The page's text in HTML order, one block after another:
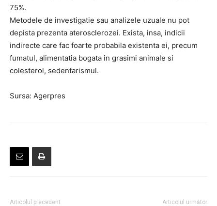
75%.
Metodele de investigatie sau analizele uzuale nu pot
depista prezenta aterosclerozei. Exista, insa, indicii
indirecte care fac foarte probabila existenta ei, precum
fumatul, alimentatia bogata in grasimi animale si
colesterol, sedentarismul.
Sursa: Agerpres
Articolul precedent Articolul următor